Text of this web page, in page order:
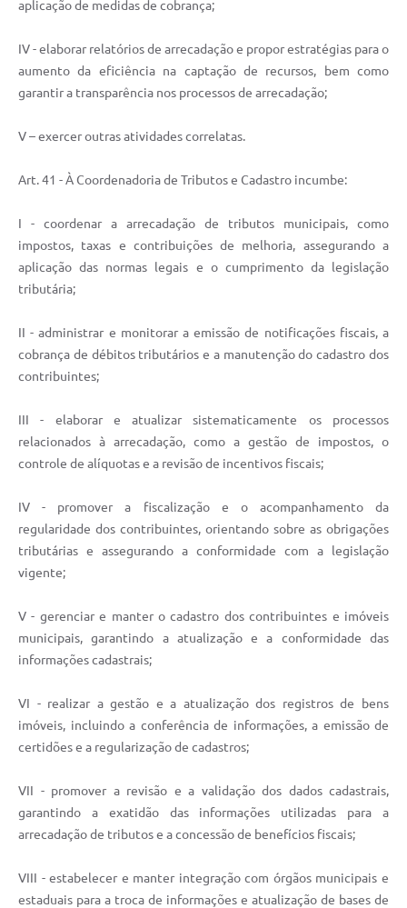
aplicação de medidas de cobrança;
IV - elaborar relatórios de arrecadação e propor estratégias para o
aumento da eficiência na captação de recursos, bem como
garantir a transparência nos processos de arrecadação;
V – exercer outras atividades correlatas.
Art. 41 - À Coordenadoria de Tributos e Cadastro incumbe:
I - coordenar a arrecadação de tributos municipais, como
impostos, taxas e contribuições de melhoria, assegurando a
aplicação das normas legais e o cumprimento da legislação
tributária;
II - administrar e monitorar a emissão de notificações fiscais, a
cobrança de débitos tributários e a manutenção do cadastro dos
contribuintes;
III - elaborar e atualizar sistematicamente os processos
relacionados à arrecadação, como a gestão de impostos, o
controle de alíquotas e a revisão de incentivos fiscais;
IV - promover a fiscalização e o acompanhamento da
regularidade dos contribuintes, orientando sobre as obrigações
tributárias e assegurando a conformidade com a legislação
vigente;
V - gerenciar e manter o cadastro dos contribuintes e imóveis
municipais, garantindo a atualização e a conformidade das
informações cadastrais;
VI - realizar a gestão e a atualização dos registros de bens
imóveis, incluindo a conferência de informações, a emissão de
certidões e a regularização de cadastros;
VII - promover a revisão e a validação dos dados cadastrais,
garantindo a exatidão das informações utilizadas para a
arrecadação de tributos e a concessão de benefícios fiscais;
VIII - estabelecer e manter integração com órgãos municipais e
estaduais para a troca de informações e atualização de bases de